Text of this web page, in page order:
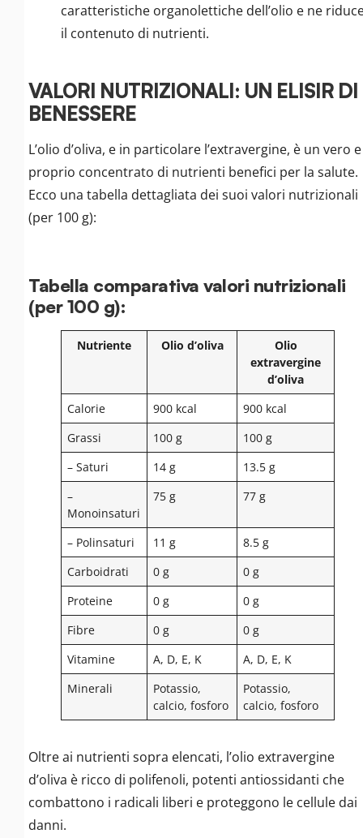
caratteristiche organolettiche dell’olio e ne
il contenuto di nutrienti.
VALORI NUTRIZIONALI: UN ELISIR DI
BENESSERE
L’olio d’oliva, e in particolare l’extravergine, è un vero e
proprio concentrato di nutrienti benefici per la salute.
Ecco una tabella dettagliata dei suoi valori nutrizionali
(per 100 g):
Tabella comparativa valori nutrizionali
(per 100 g):
Nutriente Olio d’oliva
Olio
extravergine
d’oliva
Calorie
900 kcal
900 kcal
Grassi
100 g
100 g
– Saturi
14 g
13.5 g
–
Monoinsaturi
75 g 77 g
– Polinsaturi 11 g
8.5 g
Carboidrati
0 g
0 g
Proteine
0 g
0 g
Fibre
0 g
0 g
Vitamine
A, D, E, K
A, D, E, K
Minerali
Potassio,
calcio, fosforo
Potassio,
calcio, fosforo
Oltre ai nutrienti sopra elencati, l’olio extravergine
d’oliva è ricco di polifenoli, potenti antiossidanti che
combattono i radicali liberi e proteggono le cellule dai
danni.